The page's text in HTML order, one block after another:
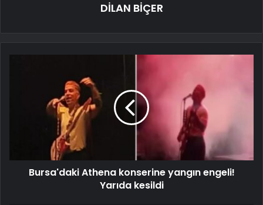
DİLAN BİÇER
Bursa'daki Athena konserine yangın engeli!
Yarıda kesildi